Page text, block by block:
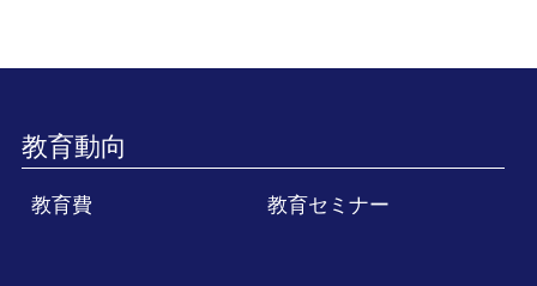
教育動向
教育費 教育セミナー